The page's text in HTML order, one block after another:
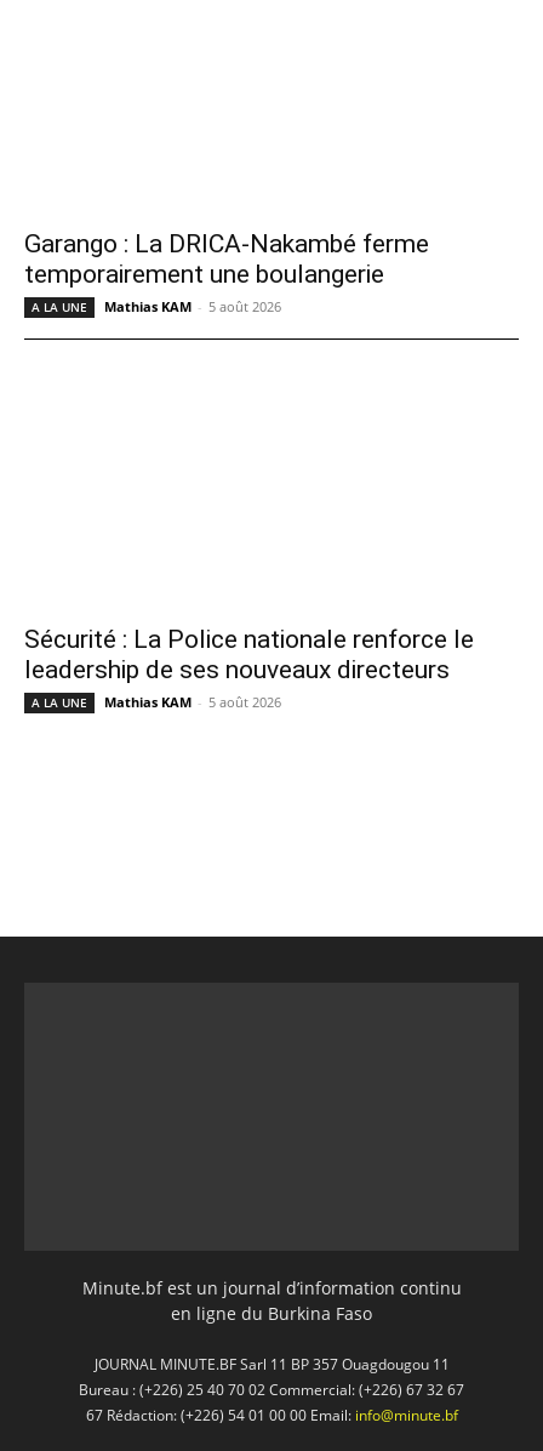
Garango : La DRICA-Nakambé ferme
temporairement une boulangerie
A LA UNE Mathias KAM - 5 août 2026
Sécurité : La Police nationale renforce le
leadership de ses nouveaux directeurs
A LA UNE Mathias KAM - 5 août 2026
Minute.bf est un journal d’information continu
en ligne du Burkina Faso
JOURNAL MINUTE.BF Sarl 11 BP 357 Ouagdougou 11
Bureau : (+226) 25 40 70 02 Commercial: (+226) 67 32 67
67 Rédaction: (+226) 54 01 00 00 Email: info@minute.bf